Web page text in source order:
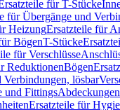
für T-Stücke
für Übergänge und
HeizungErsatzteile für
BögenT-Stücke
für Verschlüsse
ReduktionenBögen
Verbindungen, lösbar
und Fittings
Ersatzteile für